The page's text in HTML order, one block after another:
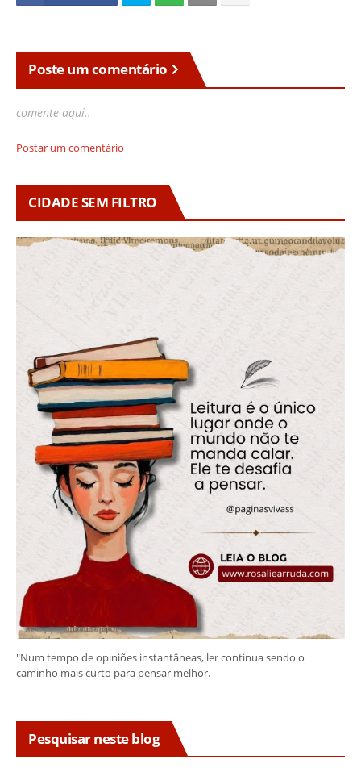
Poste um comentário
comente aqui..
Postar um comentário
CIDADE SEM FILTRO
"Num tempo de opiniões instantâneas, ler continua sendo o
caminho mais curto para pensar melhor.
Pesquisar neste blog